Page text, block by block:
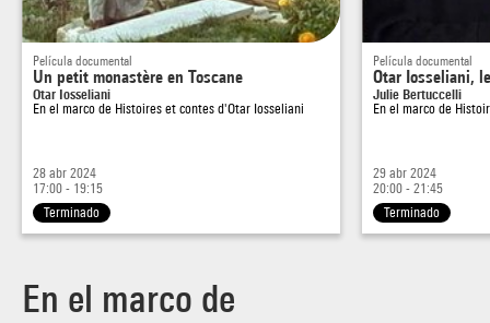
Película documental
Un petit monastère en Toscane
Otar Iosseliani
En el marco de Histoires et contes d'Otar Iosseliani
28 abr 2024
17:00 - 19:15
Terminado
Película documental
Otar Iosseliani,
Julie Bertuccelli
En el marco de
29 abr 2024
20:00 - 21:45
Terminado
En el marco de